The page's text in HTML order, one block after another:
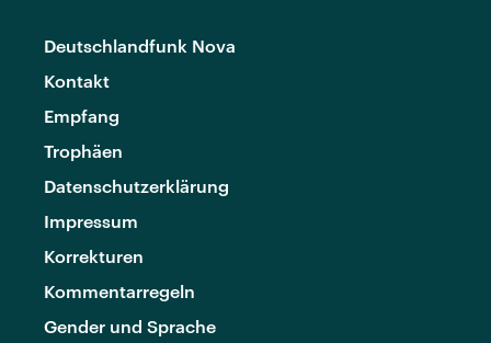
Deutschlandfunk Nova
Kontakt
Empfang
Trophäen
Datenschutzerklärung
Impressum
Korrekturen
Kommentarregeln
Gender und Sprache